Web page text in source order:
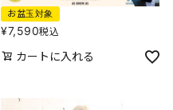
お盆玉対象
¥7,590税込
カートに入れる